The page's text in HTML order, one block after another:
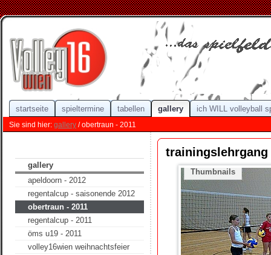
startseite spieltermine tabellen gallery ich WILL volleyball
Sie sind hier: gallery / obertraun - 2011
gallery
apeldoorn - 2012
regentalcup - saisonende 2012
obertraun - 2011
regentalcup - 2011
öms u19 - 2011
volley16wien weihnachtsfeier
trainingslehrgang
Thumbnails